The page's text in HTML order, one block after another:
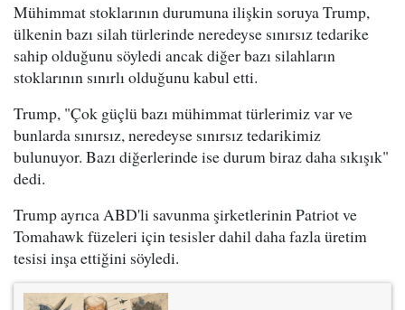
Mühimmat stoklarının durumuna ilişkin soruya Trump,
ülkenin bazı silah türlerinde neredeyse sınırsız tedarike
sahip olduğunu söyledi ancak diğer bazı silahların
stoklarının sınırlı olduğunu kabul etti.
Trump, "Çok güçlü bazı mühimmat türlerimiz var ve
bunlarda sınırsız, neredeyse sınırsız tedarikimiz
bulunuyor. Bazı diğerlerinde ise durum biraz daha sıkışık"
dedi.
Trump ayrıca ABD'li savunma şirketlerinin Patriot ve
Tomahawk füzeleri için tesisler dahil daha fazla üretim
tesisi inşa ettiğini söyledi.